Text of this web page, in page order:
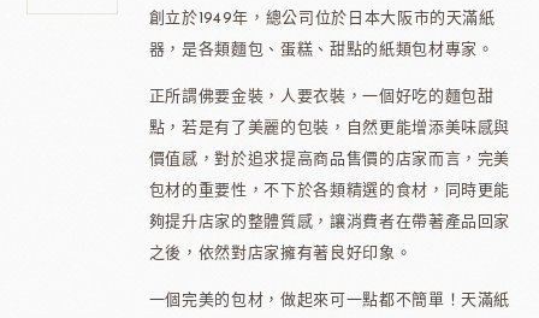
創立於1949年，總公司位於日本大阪市的天滿紙
器，是各類麵包、蛋糕、甜點的紙類包材專家。
正所謂佛要金裝，人要衣裝，一個好吃的麵包甜
點，若是有了美麗的包裝，自然更能增添美味感與
價值感，對於追求提高商品售價的店家而言，完美
包材的重要性，不下於各類精選的食材，同時更能
夠提升店家的整體質感，讓消費者在帶著產品回家
之後，依然對店家擁有著良好印象。
一個完美的包材，做起來可一點都不簡單！天滿紙